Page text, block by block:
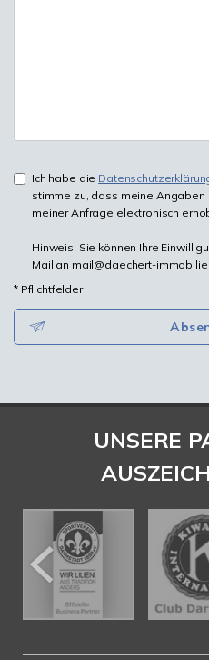
Ich habe die
stimme zu, dass meine Angaben
meiner Anfrage elektronisch
Hinweis: Sie können Ihre
Mail an mail@daechert-
* Pflichtfelder
UNSERE